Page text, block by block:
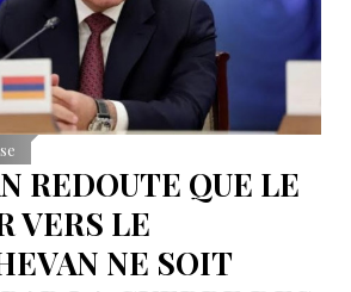
REDOUTE QUE LE
VERS LE
NE SOIT